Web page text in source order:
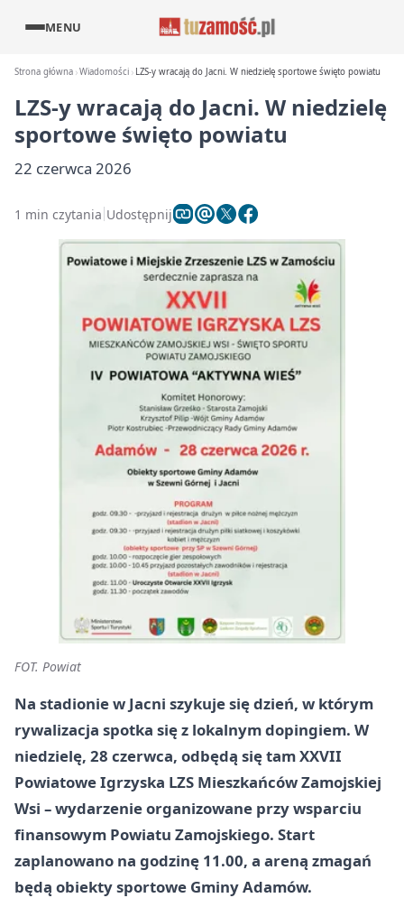
MENU
Strona główna Wiadomości LZS-y wracają do Jacni. W niedzielę sportowe święto powiatu
LZS-y wracają do Jacni. W niedzielę
sportowe święto powiatu
22 czerwca 2026
1 min czytania Udostępnij
FOT. Powiat
Na stadionie w Jacni szykuje się dzień, w którym
rywalizacja spotka się z lokalnym dopingiem. W
niedzielę, 28 czerwca, odbędą się tam XXVII
Powiatowe Igrzyska LZS Mieszkańców Zamojskiej
Wsi – wydarzenie organizowane przy wsparciu
finansowym Powiatu Zamojskiego. Start
zaplanowano na godzinę 11.00, a areną zmagań
będą obiekty sportowe Gminy Adamów.